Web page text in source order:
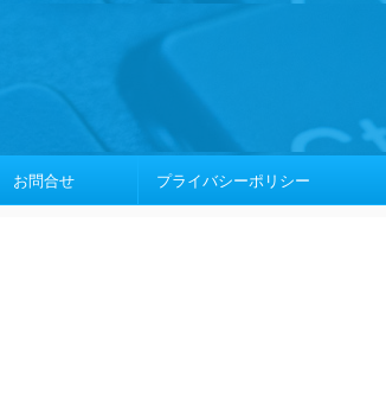
お問合せ プライバシーポリシー